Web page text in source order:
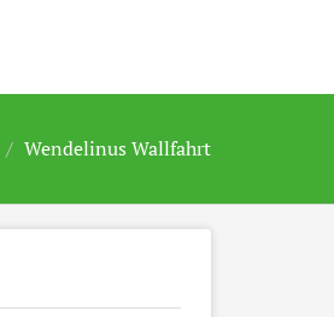
Wendelinus Wallfahrt